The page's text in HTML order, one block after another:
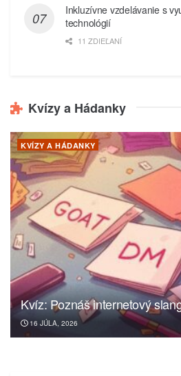
Inkluzívne vzdelávanie s
technológií
11 ZDIEĽANÍ
Kvízy a Hádanky
KVÍZY A HÁDANKY
Kvíz: Poznáš internetový
16 JÚLA, 2026